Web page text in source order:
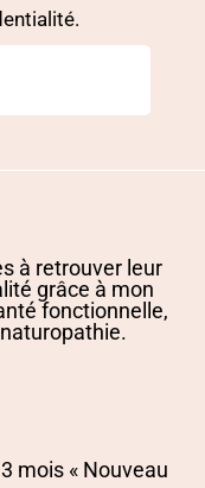
à retrouver leur
grâce à mon
fonctionnelle,
mois « Nouveau